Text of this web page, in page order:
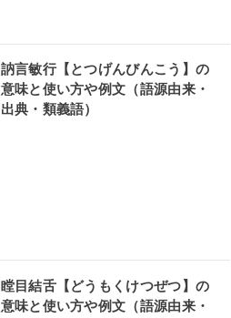
訥言敏行【とつげんびんこう】の
意味と使い方や例文（語源由来・
出典・類義語）
瞠目結舌【どうもくけつぜつ】の
意味と使い方や例文（語源由来・